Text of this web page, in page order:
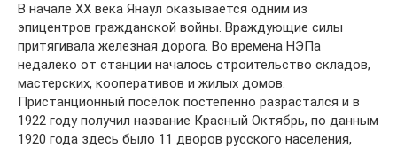
В начале ХХ века Янаул оказывается одним из
эпицентров гражданской войны. Враждующие силы
притягивала железная дорога. Во времена НЭПа
недалеко от станции началось строительство складов,
мастерских, кооперативов и жилых домов.
Пристанционный посёлок постепенно разрастался и в
1922 году получил название Красный Октябрь, по данным
1920 года здесь было 11 дворов русского населения,